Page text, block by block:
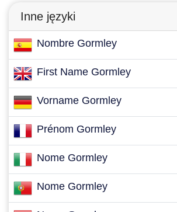
Inne języki
Nombre Gormley
First Name Gormley
Vorname Gormley
Prénom Gormley
Nome Gormley
Nome Gormley